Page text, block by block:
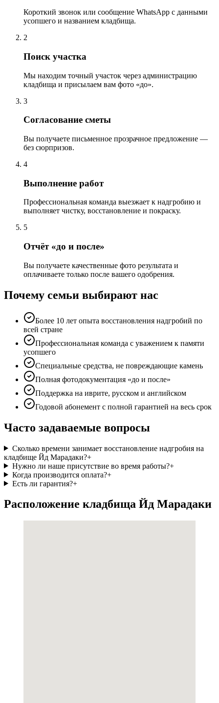
Короткий звонок или сообщение WhatsApp с данными
усопшего и названием кладбища.
2
Поиск участка
Мы находим точный участок через администрацию
кладбища и присылаем вам фото «до».
3
Согласование сметы
Вы получаете письменное прозрачное предложение —
без сюрпризов.
4
Выполнение работ
Профессиональная команда выезжает к надгробию и
выполняет чистку, восстановление и покраску.
5
Отчёт «до и после»
Вы получаете качественные фото результата и
оплачиваете только после вашего одобрения.
Почему семьи выбирают нас
Более 10 лет опыта восстановления надгробий по
всей стране
Профессиональная команда с уважением к памяти
усопшего
Специальные средства, не повреждающие камень
Полная фотодокументация «до и после»
Поддержка на иврите, русском и английском
Годовой абонемент с полной гарантией на весь срок
Часто задаваемые вопросы
Сколько времени занимает восстановление надгробия на
кладбище Йд Марадаки?+
Нужно ли наше присутствие во время работы?+
Когда производится оплата?+
Есть ли гарантия?+
Расположение кладбища Йд Марадаки